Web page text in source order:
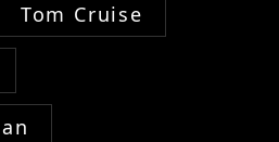
Tom Cruise